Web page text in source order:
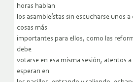
horas hablan
los asambleístas sin escucharse unos
cosas más
importantes para ellos, como las
debe
votarse en esa misma sesión, atentos
esperan en